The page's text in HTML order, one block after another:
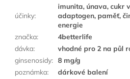
účinky:
imunita, únava, cukr
adaptogen, paměť,
energie
značka:
4betterlife
dávka:
vhodné pro 2 na půl
ginsenosidy: 8 mg/g
poznámka:
dárkové balení